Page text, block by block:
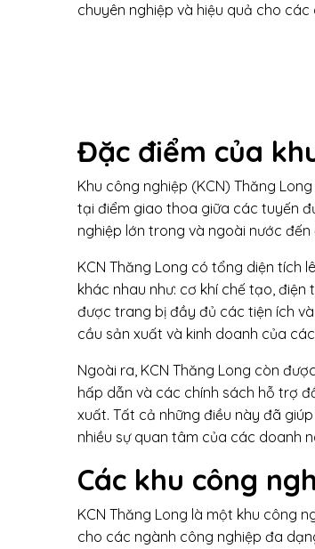
chuyên nghiệp và hiệu quả cho
Đặc điểm của
Khu công nghiệp (KCN) Thăng
tại điểm giao thoa giữa các tuyến
nghiệp lớn trong và ngoài nước
KCN Thăng Long có tổng diện tích
khác nhau như: cơ khí chế tạo,
được trang bị đầy đủ các tiện ích
cầu sản xuất và kinh doanh của
Ngoài ra, KCN Thăng Long còn
hấp dẫn và các chính sách hỗ trợ
xuất. Tất cả những điều này đã
nhiều sự quan tâm của các doanh
Các khu công
KCN Thăng Long là một khu công
cho các ngành công nghiệp đa